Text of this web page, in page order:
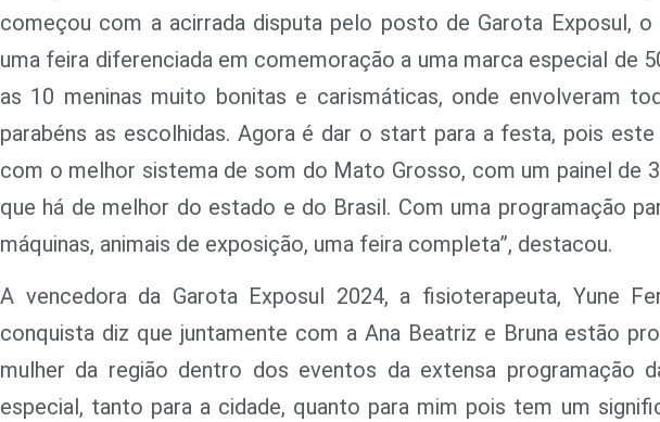
começou com a acirrada disputa pelo posto de Garota Exposul,
uma feira diferenciada em comemoração a uma marca especial de
as 10 meninas muito bonitas e carismáticas, onde envolveram
parabéns as escolhidas. Agora é dar o start para a festa, pois
com o melhor sistema de som do Mato Grosso, com um painel de
que há de melhor do estado e do Brasil. Com uma programação
máquinas, animais de exposição, uma feira completa”, destacou.
A vencedora da Garota Exposul 2024, a fisioterapeuta, Yune
conquista diz que juntamente com a Ana Beatriz e Bruna estão
mulher da região dentro dos eventos da extensa programação
especial, tanto para a cidade, quanto para mim pois tem um